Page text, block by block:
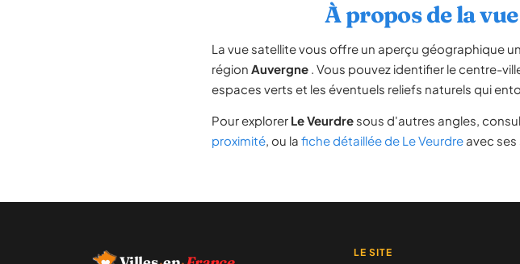
À propos de la
La vue satellite vous offre un aperçu géographique
région Auvergne . Vous pouvez identifier le centre-
espaces verts et les éventuels reliefs naturels qui
Pour explorer Le Veurdre sous d'autres angles,
proximité, ou la fiche détaillée de Le Veurdre avec
LE SITE